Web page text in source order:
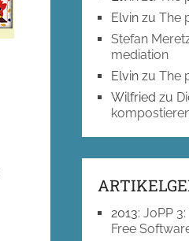
Elvin zuThe
Stefan
mediation
Elvin zuThe
Wilfried zu
2013:JoPP
Free